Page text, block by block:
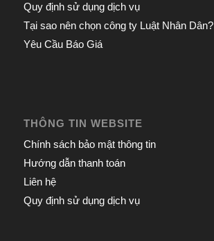
Quy định sử dụng dịch vụ
Tại sao nên chọn công ty Luật Nhân Dân?
Yêu Cầu Báo Giá
THÔNG TIN WEBSITE
Chính sách bảo mật thông tin
Hướng dẫn thanh toán
Liên hệ
Quy định sử dụng dịch vụ